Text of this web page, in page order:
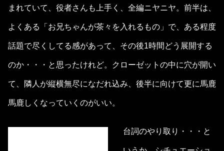
まれていて、役者さんも上手く、全編ニヤニヤ。前半は、
よくある「お兄ちゃんが茶々を入れるもの」で、ある程度
話題で尽くしてる感があって、その後1時間どう展開する
のか・・・と思ったけれど。クローゼットの中に穴が開い
て、隣人が縦横無尽になだれ込み、後半に向けて更に馬鹿
馬鹿しくなっていくのがいい。
台詞のやり取り・・・と